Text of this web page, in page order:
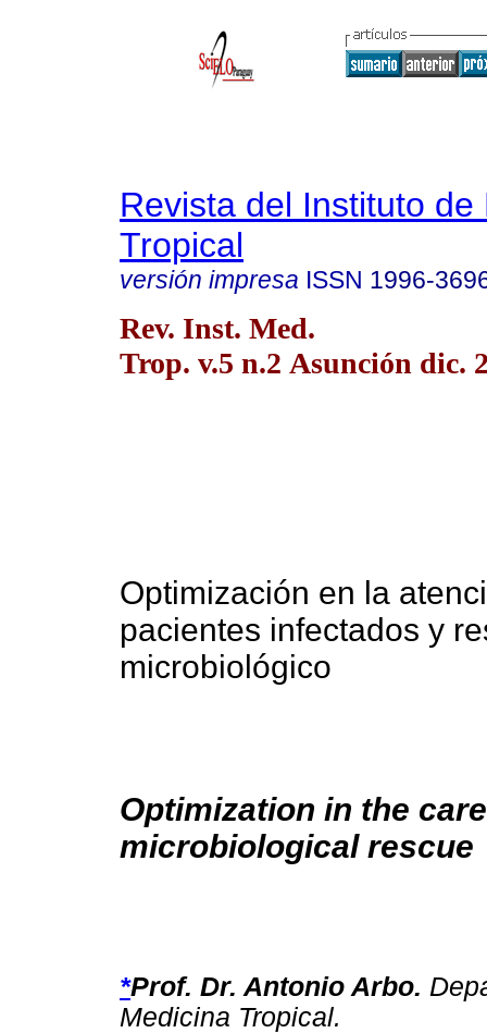
Revista del Instituto de
Tropical
versión impresa ISSN 1996-
Rev. Inst. Med.
Trop. v.5 n.2 Asunción dic.
Optimización en la
pacientes infectados y
microbiológico
Optimization in the
microbiological rescue
*Prof. Dr. Antonio Arbo.
Medicina Tropical.